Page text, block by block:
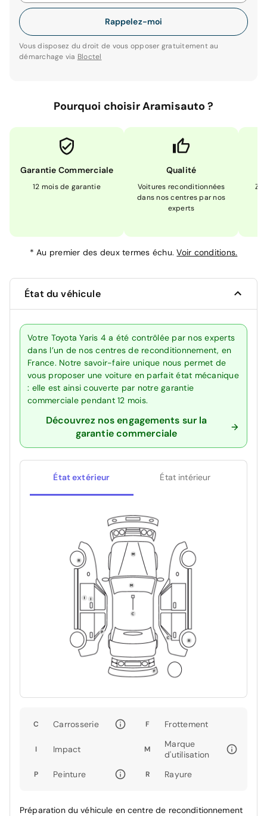
Rappelez-moi
Vous disposez du droit de vous opposer gratuitement au
démarchage via Bloctel
Pourquoi choisir Aramisauto ?
Garantie Commerciale
12 mois de garantie
Qualité
Voitures reconditionnées
dans nos centres par nos
experts
*Au premier des deux termes échu.Voir conditions.
État du véhicule
Votre Toyota Yaris 4 a été contrôlée par nos experts
dans l’un de nos centres de reconditionnement, en
France. Notre savoir-faire unique nous permet de
vous proposer une voiture en parfait état mécanique
: elle est ainsi couverte par notre garantie
commerciale pendant 12 mois.
Découvrez nos engagements sur la
garantie commerciale
État extérieur État intérieur
C Carrosserie F Frottement
I Impact M
Marque
d'utilisation
P Peinture R Rayure
Préparation du véhicule en centre de reconditionnement